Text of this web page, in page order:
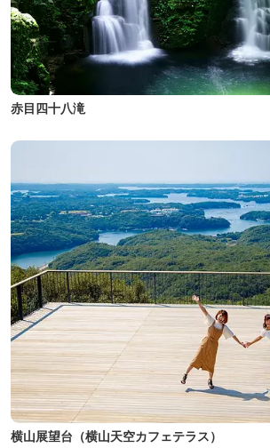
赤目四十八滝
横山展望台（横山天空カフェテラス）